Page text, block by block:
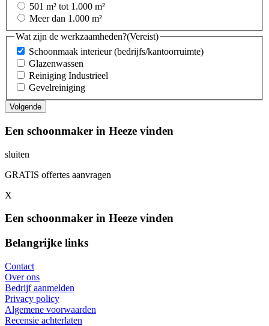
501 m² tot 1.000 m²
Meer dan 1.000 m²
Wat zijn de werkzaamheden?(Vereist)
Schoonmaak interieur (bedrijfs/kantoorruimte)
Glazenwassen
Reiniging Industrieel
Gevelreiniging
Een schoonmaker in Heeze vinden
sluiten
GRATIS offertes aanvragen
X
Een schoonmaker in Heeze vinden
Belangrijke links
Contact
Over ons
Bedrijf aanmelden
Privacy policy
Algemene voorwaarden
Recensie achterlaten